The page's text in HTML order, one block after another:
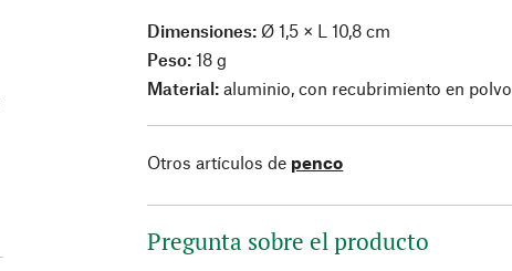
Dimensiones: Ø 1,5 × L 10,8 cm
Peso:18 g
Material:aluminio, con recubrimiento en polvo
Otros artículos de penco
Pregunta sobre el producto